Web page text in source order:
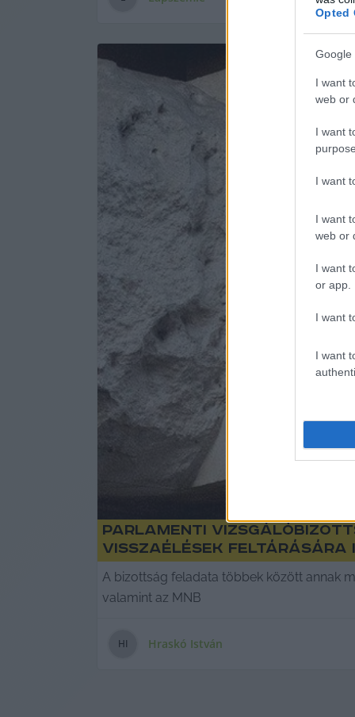
Opted
Google
I want
web or
I want
I want
I want
web or
I want
or app.
I want
I want
Parlamenti
visszaélések feltárására
A bizottság feladata többek között annak
valamint az MNB
HI Hraskó István